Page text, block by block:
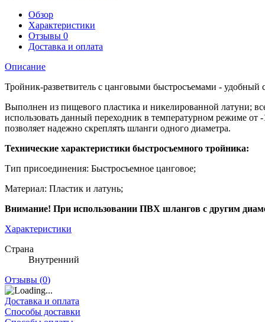
Обзор
Характеристики
Отзывы 0
Доставка и оплата
Описание
Тройник-разветвитель с цанговыми быстросъемами - удобный
Выполнен из пищевого пластика и никелированной латуни;
использовать данный переходник в температурном режиме
позволяет надежно скреплять шланги одного диаметра.
Технические характеристики быстросъемного тройника:
Тип присоединения: Быстросъемное цанговое;
Материал: Пластик и латунь;
Внимание! При использовании ПВХ шлангов с другим
Характеристики
Страна
Внутренний
Отзывы (0)
Доставка и оплата
Способы доставки